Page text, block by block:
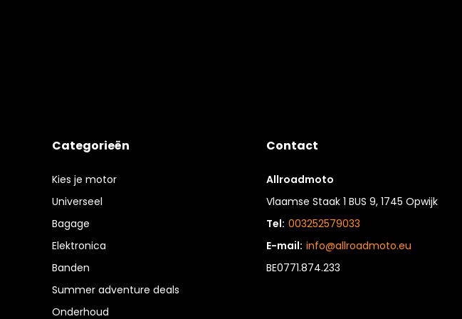
Categorieën
Kies je motor
Universeel
Bagage
Elektronica
Banden
Summer adventure deals
Onderhoud
Contact
Allroadmoto
Vlaamse Staak 1 BUS 9, 1745 Opwijk
Tel: 003252579033
E-mail: info@allroadmoto.eu
BE0771.874.233